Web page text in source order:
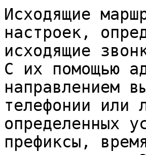
Исходящие
настроек,
исходящие
С их помощью
направлением
телефонии или
определенных
префиксы,